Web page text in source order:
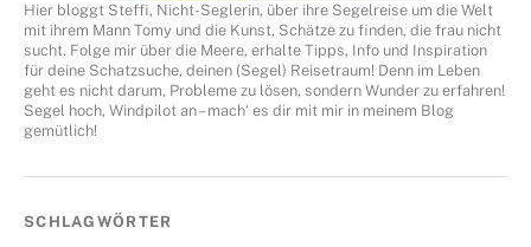
Hier bloggt Steffi, Nicht-Seglerin, über ihre Segelreise um die Welt
mit ihrem Mann Tomy und die Kunst, Schätze zu finden, die frau nicht
sucht. Folge mir über die Meere, erhalte Tipps, Info und Inspiration
für deine Schatzsuche, deinen (Segel) Reisetraum! Denn im Leben
geht es nicht darum, Probleme zu lösen, sondern Wunder zu erfahren!
Segel hoch, Windpilot an – mach‘ es dir mit mir in meinem Blog
gemütlich!
SCHLAGWÖRTER